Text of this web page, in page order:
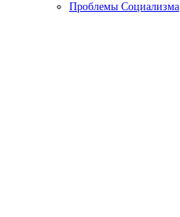
Проблемы Социализма